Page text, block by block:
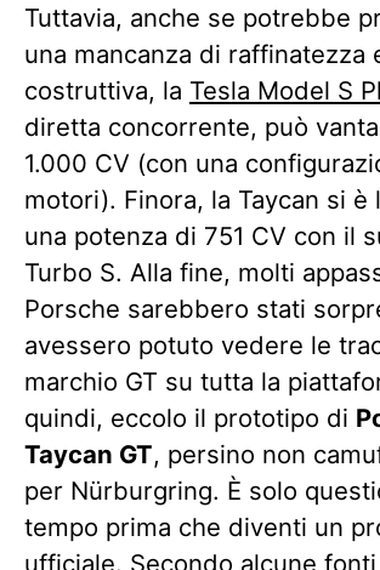
Tuttavia, anche se potrebbe
una mancanza di raffinatezza
costruttiva, la Tesla Model S
diretta concorrente, può
1.000 CV (con una
motori). Finora, la Taycan si è
una potenza di 751 CV con il
Turbo S. Alla fine, molti
Porsche sarebbero stati
avessero potuto vedere le
marchio GT su tutta la
quindi, eccolo il prototipo di
Taycan GT, persino non
per Nürburgring. È solo
tempo prima che diventi un
ufficiale. Secondo alcune